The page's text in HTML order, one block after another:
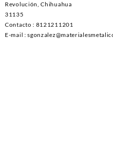
Revolución, Chihuahua
31135
Contacto : 8121211201
E-mail :